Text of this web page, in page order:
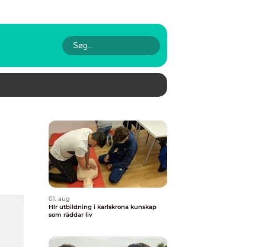
01. aug
Hlr utbildning i karlskrona kunskap
som räddar liv